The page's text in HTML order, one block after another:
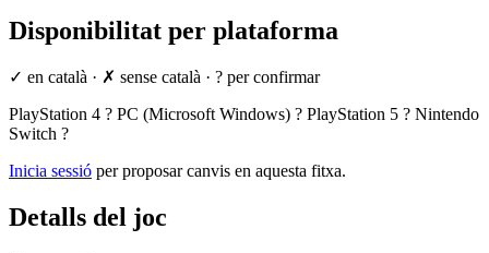
Disponibilitat per plataforma
✓ en català · ✗ sense català · ? per confirmar
PlayStation 4 ? PC (Microsoft Windows) ? PlayStation 5 ? Nintendo
Switch ?
Inicia sessió per proposar canvis en aquesta fitxa.
Detalls del joc